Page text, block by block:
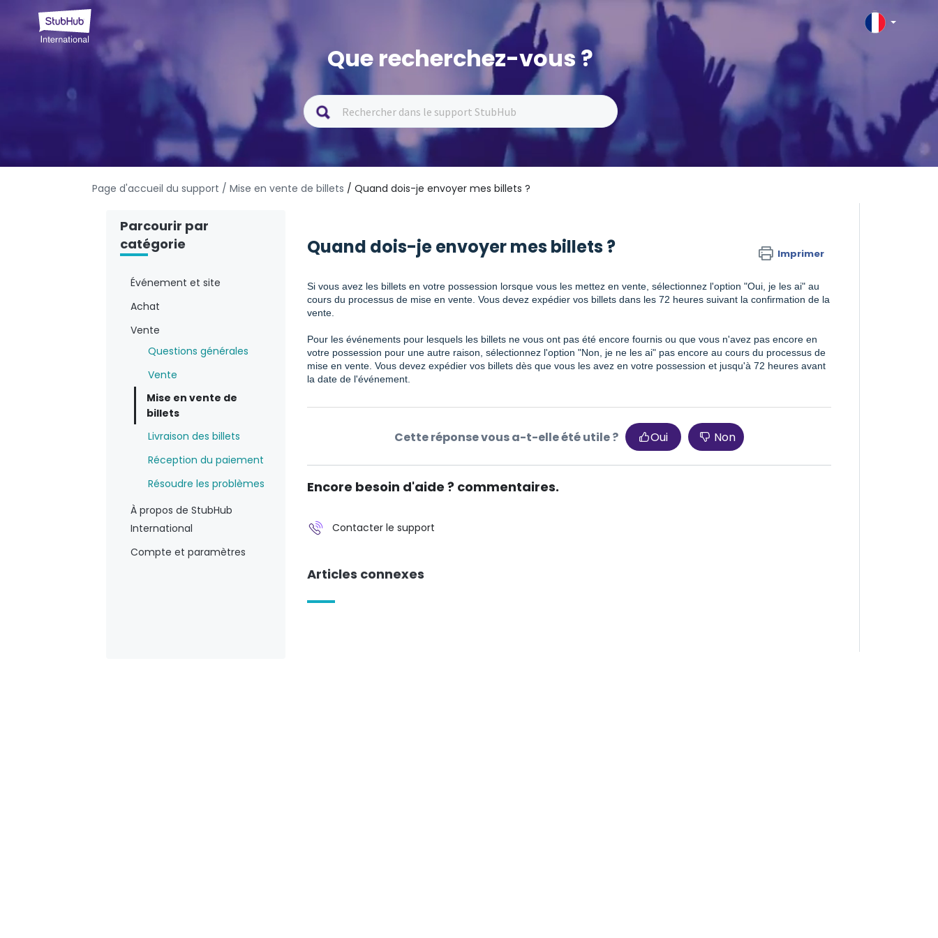
Que recherchez-vous ?
Page d'accueil du support / Mise en vente de billets / Quand dois-je envoyer mes billets ?
Parcourir par
catégorie
Événement et site
Achat
Vente
Questions générales
Vente
Mise en vente de
billets
Livraison des billets
Réception du paiement
Résoudre les problèmes
À propos de StubHub
International
Compte et paramètres
Quand dois-je envoyer mes billets ? Imprimer
Si vous avez les billets en votre possession lorsque vous les mettez en vente, sélectionnez l'option "Oui, je les ai" au
cours du processus de mise en vente. Vous devez expédier vos billets dans les 72 heures suivant la confirmation de la
vente.
Pour les événements pour lesquels les billets ne vous ont pas été encore fournis ou que vous n'avez pas encore en
votre possession pour une autre raison, sélectionnez l'option "Non, je ne les ai" pas encore au cours du processus de
mise en vente. Vous devez expédier vos billets dès que vous les avez en votre possession et jusqu'à 72 heures avant
la date de l'événement.
Cette réponse vous a-t-elle été utile ? Oui Non
Encore besoin d'aide ? commentaires.
Contacter le support
Articles connexes